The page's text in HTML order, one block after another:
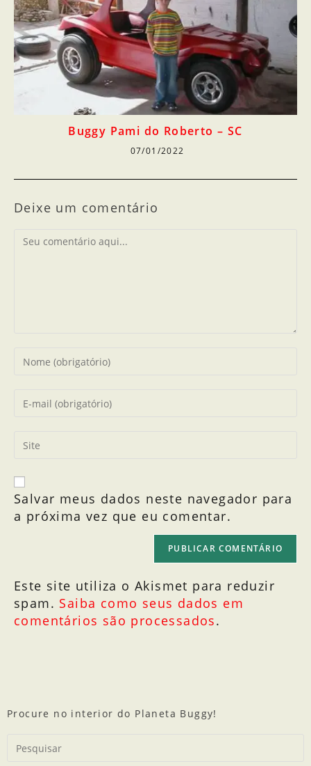
Buggy Pami do Roberto – SC
07/01/2022
Deixe um comentário
Salvar meus dados neste navegador para
a próxima vez que eu comentar.
Este site utiliza o Akismet para reduzir
spam. Saiba como seus dados em
comentários são processados.
Procure no interior do Planeta Buggy!